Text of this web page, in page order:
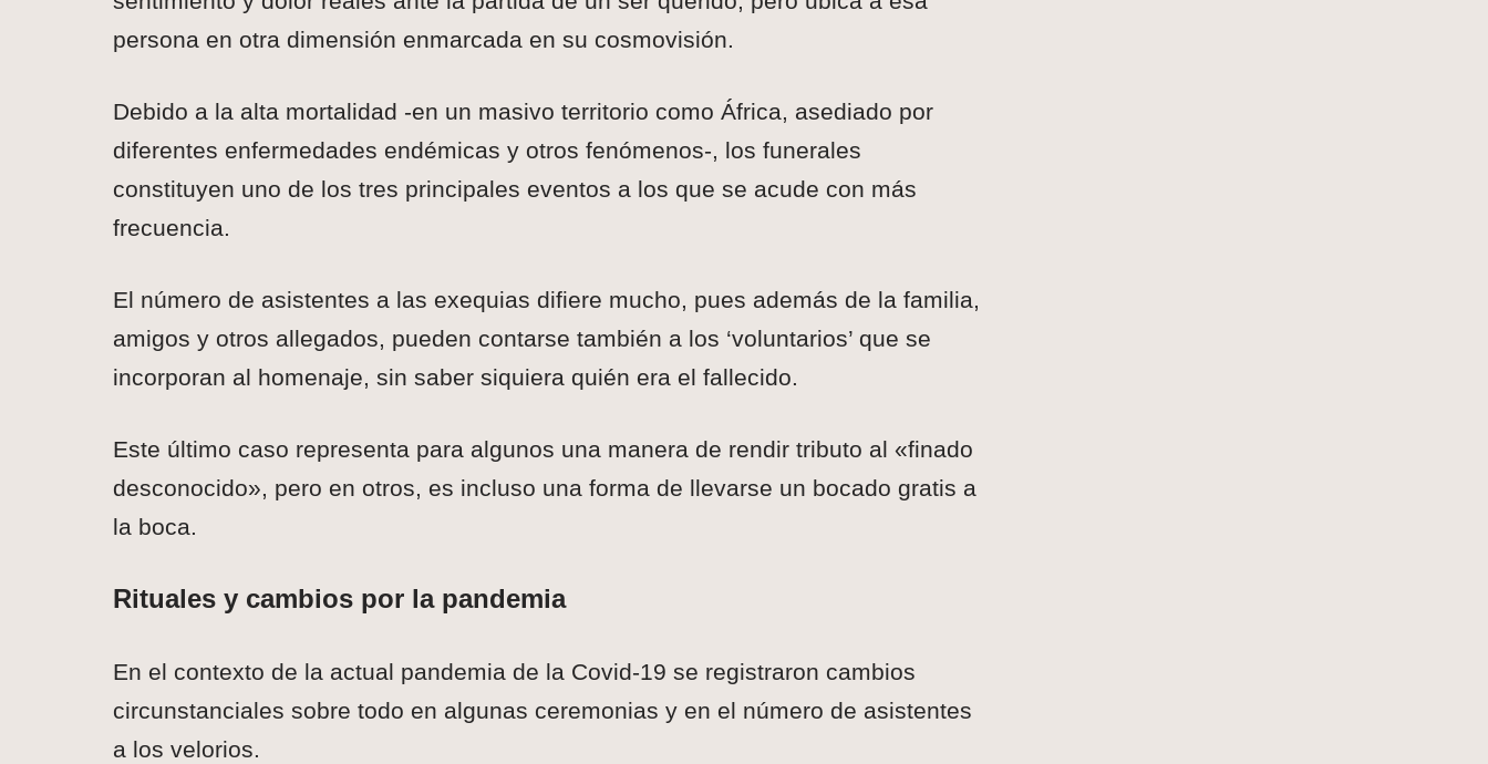
persona en otra dimensión enmarcada en su cosmovisión.
Debido a la alta mortalidad -en un masivo territorio como África, asediado por
diferentes enfermedades endémicas y otros fenómenos-, los funerales
constituyen uno de los tres principales eventos a los que se acude con más
frecuencia.
El número de asistentes a las exequias difiere mucho, pues además de la familia,
amigos y otros allegados, pueden contarse también a los ‘voluntarios’ que se
incorporan al homenaje, sin saber siquiera quién era el fallecido.
Este último caso representa para algunos una manera de rendir tributo al «finado
desconocido», pero en otros, es incluso una forma de llevarse un bocado gratis a
la boca.
Rituales y cambios por la pandemia
En el contexto de la actual pandemia de la Covid-19 se registraron cambios
circunstanciales sobre todo en algunas ceremonias y en el número de asistentes
a los velorios.